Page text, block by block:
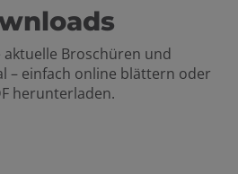
aktuelle Broschüren und
– einfach online blättern oder
herunterladen.